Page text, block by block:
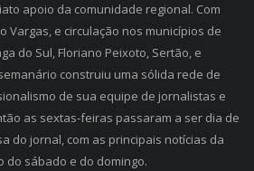
apoio da comunidade regional. Com
Vargas, e circulação nos municípios de
do Sul, Floriano Peixoto, Sertão, e
construiu uma sólida rede de
de sua equipe de jornalistas e
as sextas-feiras passaram a ser dia de
do jornal, com as principais notícias da
do sábado e do domingo.